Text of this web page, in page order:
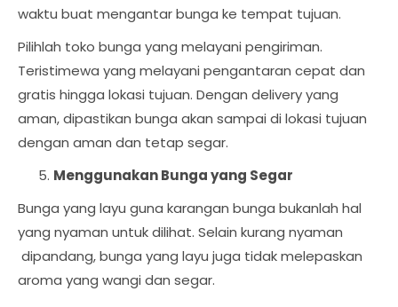
waktu buat mengantar bunga ke tempat tujuan.
Pilihlah toko bunga yang melayani pengiriman.
Teristimewa yang melayani pengantaran cepat dan
gratis hingga lokasi tujuan. Dengan delivery yang
aman, dipastikan bunga akan sampai di lokasi tujuan
dengan aman dan tetap segar.
Menggunakan Bunga yang Segar
Bunga yang layu guna karangan bunga bukanlah hal
yang nyaman untuk dilihat. Selain kurang nyaman
dipandang, bunga yang layu juga tidak melepaskan
aroma yang wangi dan segar.